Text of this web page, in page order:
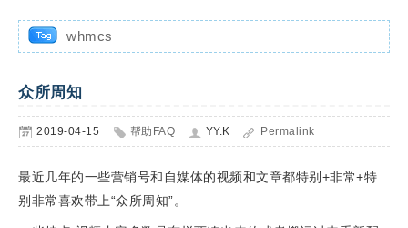
whmcs
众所周知
2019-04-15 帮助FAQ YY.K Permalink
最近几年的一些营销号和自媒体的视频和文章都特别+非常+特
别非常喜欢带上“众所周知”。